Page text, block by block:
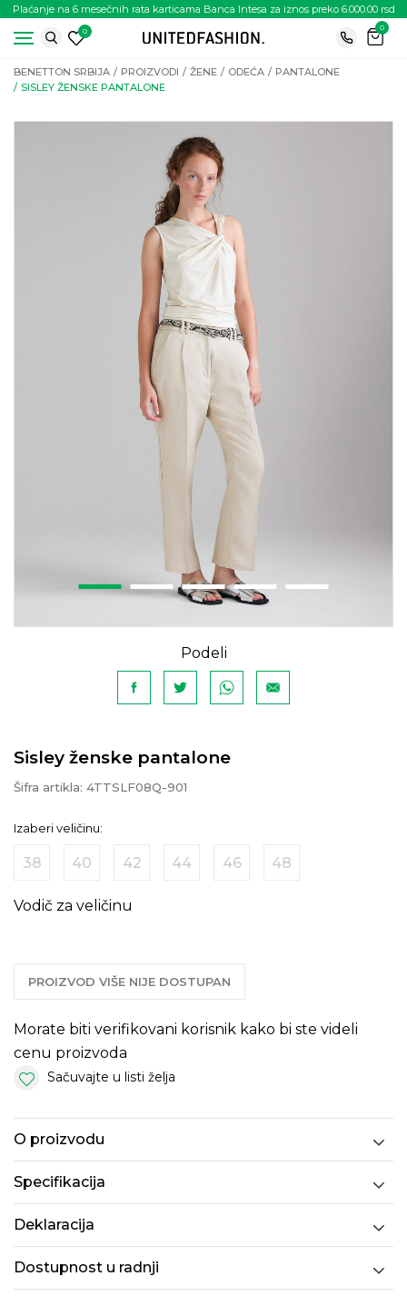
Plaćanje na 6 mesečnih rata karticama Banca Intesa za iznos preko 6.000.00 rsd
0
0
BENETTON SRBIJA PROIZVODI ŽENE ODEĆA
PANTALONE
SISLEY ŽENSKE PANTALONE
Podeli
Sisley ženske pantalone
Šifra artikla: 4TTSLF08Q-901
Izaberi veličinu:
38 40 42 44 46 48
Vodič za veličinu
PROIZVOD VIŠE NIJE DOSTUPAN
Morate biti verifikovani korisnik kako bi ste videli
cenu proizvoda
Sačuvajte u listi želja
O proizvodu
Specifikacija
Deklaracija
Dostupnost u radnji